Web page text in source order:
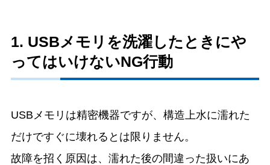
1. USBメモリを洗濯したときにや
ってはいけないNG行動
USBメモリは精密機器ですが、構造上水に濡れた
だけですぐに壊れるとは限りません。
故障を招く原因は、濡れた後の間違った扱いにあ